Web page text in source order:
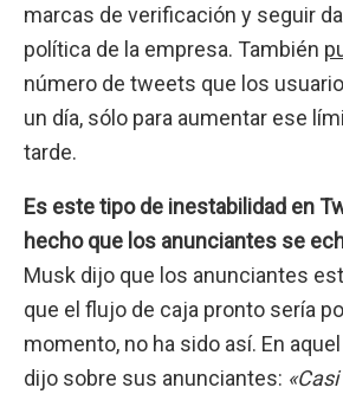
marcas de verificación y seguir
política de la empresa. También
número de tweets que los
un día, sólo para aumentar ese
tarde.
Es este tipo de inestabilidad en
hecho que los anunciantes se
Musk dijo que los anunciantes
que el flujo de caja pronto sería
momento, no ha sido así. En
dijo sobre sus anunciantes: